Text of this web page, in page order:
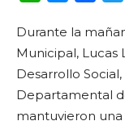
Durante la
Municipal, Lucas
Desarrollo
Departamental
mantuvieron